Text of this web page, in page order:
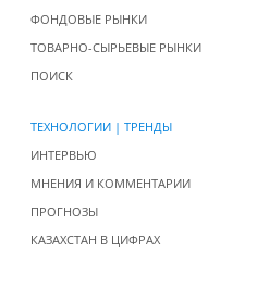
ФОНДОВЫЕ РЫНКИ
ТОВАРНО-СЫРЬЕВЫЕ РЫНКИ
ПОИСК
ТЕХНОЛОГИИ | ТРЕНДЫ
ИНТЕРВЬЮ
МНЕНИЯ И КОММЕНТАРИИ
ПРОГНОЗЫ
КАЗАХСТАН В ЦИФРАХ